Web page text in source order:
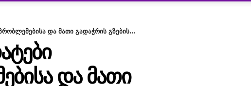
და მათი გადაჭრის გზების...
ᲓᲐ ᲛᲐᲗᲘ